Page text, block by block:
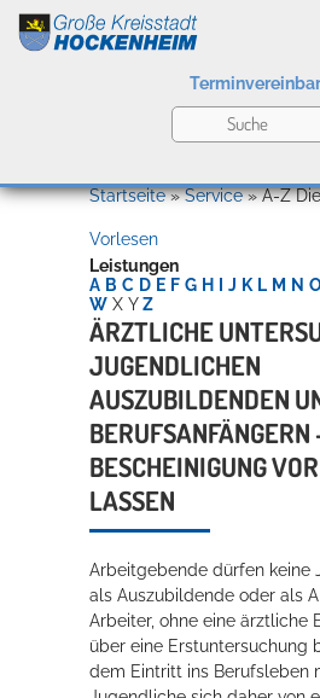
Kultur
Bildung
Wirtschaft
Rathaus
Service
Willkommen in Hockenheim
Startseite»Service»A-Z
Vorlesen
Leistungen
A B C D E F G H J K L M N
W X Y Z
ÄRZTLICHE
JUGENDLICHEN
AUSZUBILDENDEN
BERUFSANFÄNGERN
BESCHEINIGUNG
LASSEN
Arbeitgebende dürfen keine
als Auszubildende oder als
Arbeiter, ohne eine ärztliche
über eine Erstuntersuchung
dem Eintritt ins Berufsleben